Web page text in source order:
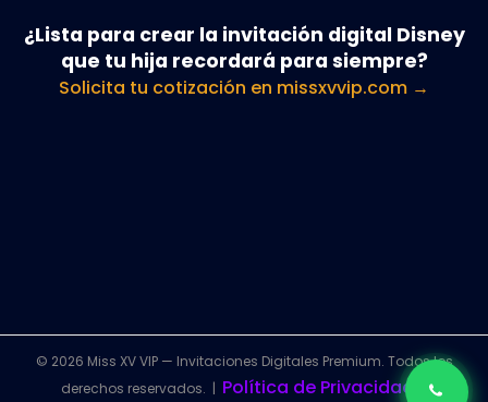
¿Lista para crear la invitación digital Disney
que tu hija recordará para siempre?
Solicita tu cotización en missxvvip.com →
© 2026 Miss XV VIP — Invitaciones Digitales Premium. Todos los
derechos reservados. | Política de Privacidad